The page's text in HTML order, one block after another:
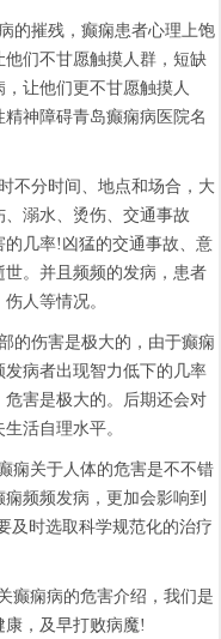
摧残，癫痫患者心理上饱
们不甘愿触摸人群，短缺
让他们更不甘愿触摸人
神障碍青岛癫痫病医院名
分时间、地点和场合，大
溺水、烫伤、交通事故
几率!凶猛的交通事故、意
。并且频频的发病，患者
人等情况。
伤害是极大的，由于癫痫
病者出现智力低下的几率
害是极大的。后期还会对
活自理水平。
关于人体的危害是不不错
频频发病，更加会影响到
及时选取科学规范化的治疗
痫病的危害介绍，我们是
，及早打败病魔!